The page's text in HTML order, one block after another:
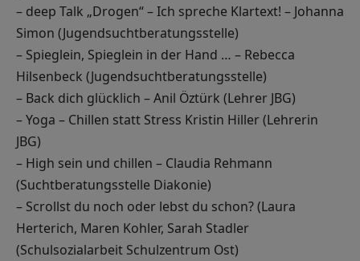
– deep Talk „Drogen“ – Ich spreche Klartext! – Johanna
Simon (Jugendsuchtberatungsstelle)
– Spieglein, Spieglein in der Hand … – Rebecca
Hilsenbeck (Jugendsuchtberatungsstelle)
– Back dich glücklich – Anil Öztürk (Lehrer JBG)
– Yoga – Chillen statt Stress Kristin Hiller (Lehrerin
JBG)
– High sein und chillen – Claudia Rehmann
(Suchtberatungsstelle Diakonie)
– Scrollst du noch oder lebst du schon? (Laura
Herterich, Maren Kohler, Sarah Stadler
(Schulsozialarbeit Schulzentrum Ost)